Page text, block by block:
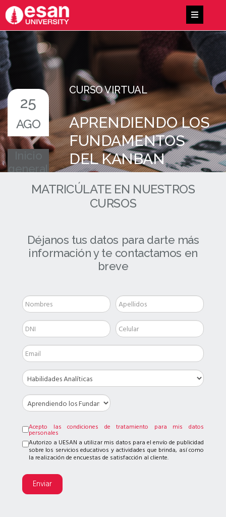
25
AGO
CURSO VIRTUAL
APRENDIENDO LOS
FUNDAMENTOS
DEL KANBAN
MATRICÚLATE EN NUESTROS
CURSOS
Déjanos tus datos para darte más
información y te contactamos en
breve
Acepto las condiciones de tratamiento para mis datos
personales
Autorizo a UESAN a utilizar mis datos para el envío de publicidad
sobre los servicios educativos y actividades que brinda, así como
la realización de encuestas de satisfacción al cliente.
Enviar